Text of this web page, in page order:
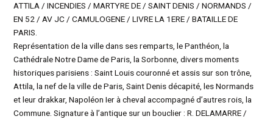
ATTILA / INCENDIES / MARTYRE DE / SAINT DENIS / NORMANDS /
EN 52 / AV JC / CAMULOGENE / LIVRE LA 1ERE / BATAILLE DE
PARIS.
Représentation de la ville dans ses remparts, le Panthéon, la
Cathédrale Notre Dame de Paris, la Sorbonne, divers moments
historiques parisiens : Saint Louis couronné et assis sur son trône,
Attila, la nef de la ville de Paris, Saint Denis décapité, les Normands
et leur drakkar, Napoléon Ier à cheval accompagné d’autres rois, la
Commune. Signature à l’antique sur un bouclier : R. DELAMARRE /